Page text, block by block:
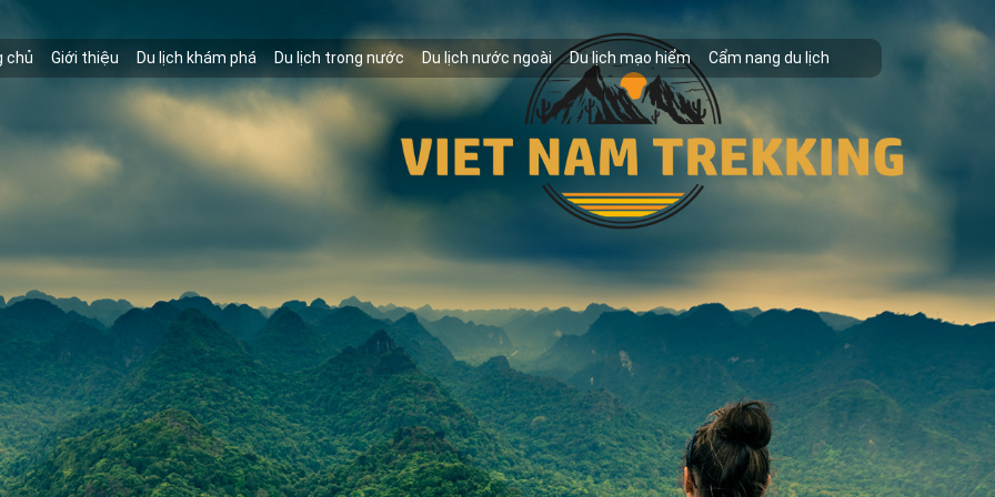
chủ Giới thiệu Du lịch khám phá Du lịch trong nước Du lịch nước ngoài Du lịch mạo hiểm Cẩm nang du lịch